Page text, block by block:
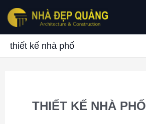
Skip
thiết kế nhà phố
THIẾT KẾ NHÀ PHỐ